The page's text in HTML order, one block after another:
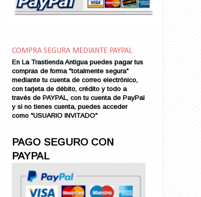
Amor sin Refugio
Ana de Brooklyn
Ana y El Rey de Siam
Anatomía de un Asesinato
Andrés Harvey Millonario (VENDIDO)
Andrés Harvey Tenorio
Andrés Harvey se Enamora (VENDIDO)
Aníbal
Aquella Noche en Rio
Arenas Sangrientas
Argel (VENDIDO)
Armonías de Juventud (VENDIDO)
COMPRA SEGURA MEDIANTE PAYPAL
En La Trastienda Antigua puedes pagar tus
compras de forma "totalmente segura"
mediante tu cuenta de correo electrónico,
con tarjeta de débito, crédito y todo a
través de PAYPAL, con tu cuenta de PayPal
y si no tienes cuenta, puedes acceder
como "USUARIO INVITADO"
PAGO SEGURO CON
PAYPAL